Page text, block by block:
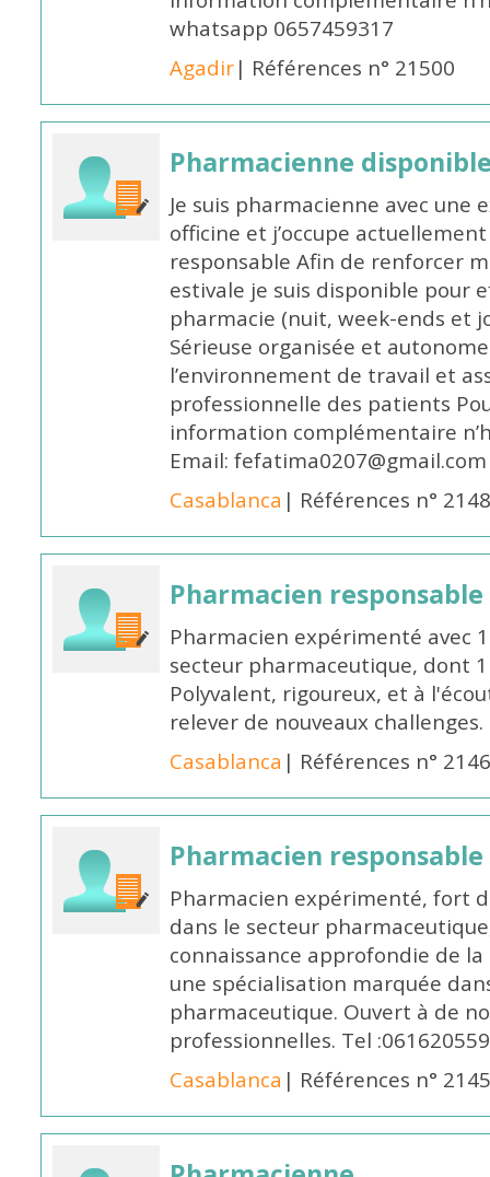
whatsapp 0657459317
Agadir| Références n° 21500
Pharmacienne
Je suis pharmacienne avec
officine et j’occupe
responsable Afin de renforcer
estivale je suis disponible pour
pharmacie (nuit, week-ends et
Sérieuse organisée et
l’environnement de travail et
professionnelle des patients
information complémentaire
Email: fefatima0207@gmail.com
Casablanca | Références n°
Pharmacien responsable
Pharmacien expérimenté avec
secteur pharmaceutique, dont
Polyvalent, rigoureux, et à
relever de nouveaux
Casablanca | Références n°
Pharmacien responsable
Pharmacien expérimenté, fort
dans le secteur
connaissance approfondie de
une spécialisation marquée
pharmaceutique. Ouvert à de
professionnelles. Tel
Casablanca | Références n°